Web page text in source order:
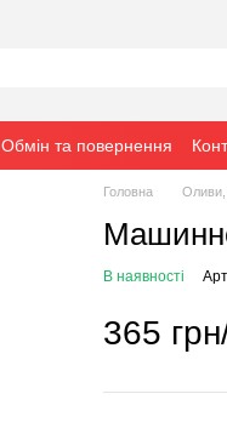
Обмін та повернення
Головна Оливи,
В наявності
365